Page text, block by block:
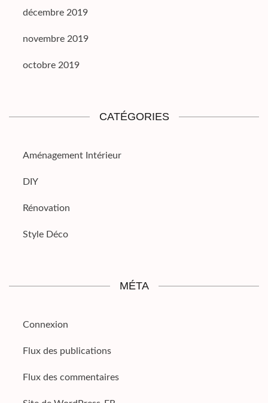
décembre 2019
novembre 2019
octobre 2019
CATÉGORIES
Aménagement Intérieur
DIY
Rénovation
Style Déco
MÉTA
Connexion
Flux des publications
Flux des commentaires